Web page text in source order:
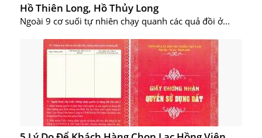
Hồ Thiên Long, Hồ Thủy Long
Ngoài 9 cơ suối tự nhiên chạy quanh các quả đồi ở...